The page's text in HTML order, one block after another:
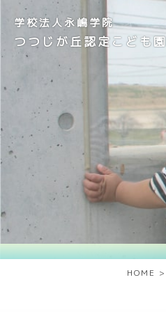
学校法人永嶋学院
つつじが丘認定こども園
HOME >